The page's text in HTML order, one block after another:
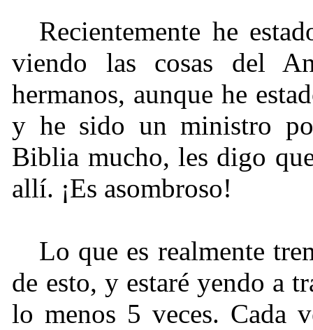
Recientemente he
viendo las cosas del
hermanos, aunque he
y he sido un ministro
Biblia mucho, les digo
allí. ¡Es asombroso!
Lo que es realmente
de esto, y estaré yendo a
lo menos 5 veces. Cada